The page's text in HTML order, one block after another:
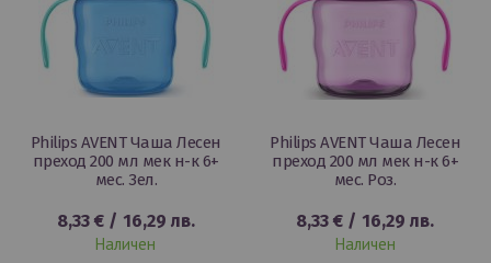
Philips AVENT Чаша Лесен
преход 200 мл мек н-к 6+
мес. Зел.
8,33 €/ 16,29 лв.
Наличен
Philips AVENT Чаша Лесен
преход 200 мл мек н-к 6+
мес. Роз.
8,33 € / 16,29 лв.
Наличен